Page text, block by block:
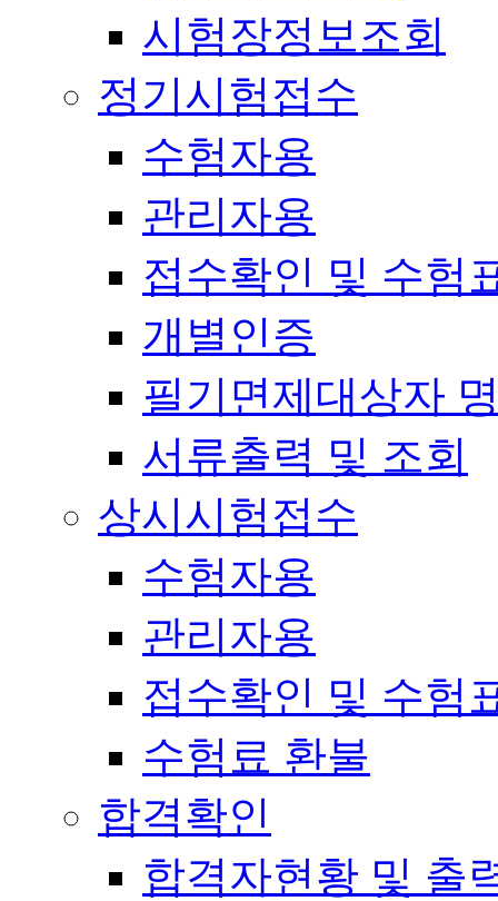
시험장정보조회
정기시험접수
수험자용
관리자용
접수확인 및 수험
개별인증
필기면제대상자
서류출력 및 조회
상시시험접수
수험자용
관리자용
접수확인 및 수험
수험료 환불
합격확인
합격자현황 및 출